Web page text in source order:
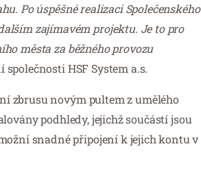
Po úspěšné realizaci Společenského
zajímavém projektu. Je to pro
města za běžného provozu
HSF System a.s.
zbrusu novým pultem z umělého
podhledy, jejichž součástí jsou
snadné připojení k jejich kontu v